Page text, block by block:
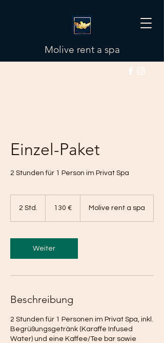
Molive rent a spa
Einzel-Paket
2 Stunden für 1 Person im Privat Spa
2 Std.
d
.
130 € Molive rent a spa
Weiter
Beschreibung
2 Stunden für 1 Personen im Privat Spa, inkl.
Begrüßungsgetränk (Karaffe Infused
Water) und eine Kaffee/Tee bar sowie